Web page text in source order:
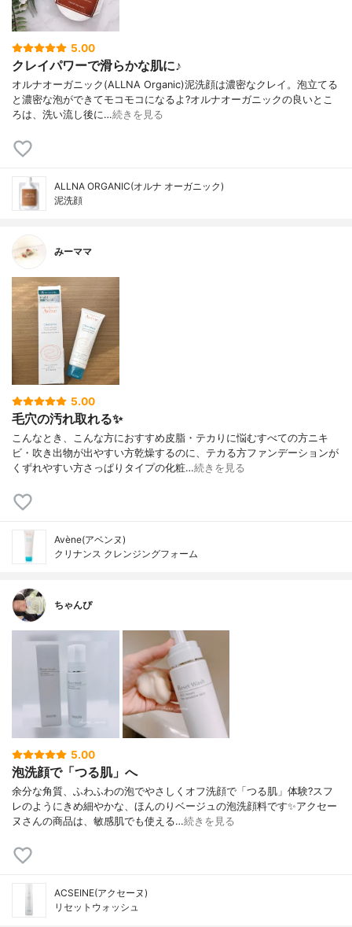
5.00
クレイパワーで滑らかな肌に♪
オルナオーガニック(ALLNA Organic)泥洗顔は濃密なクレイ。泡立てる
と濃密な泡ができてモコモコになるよ?オルナオーガニックの良いとこ
ろは、洗い流し後に…続きを見る
ALLNA ORGANIC(オルナ オーガニック)
泥洗顔
みーママ
5.00
毛穴の汚れ取れる✨
こんなとき、こんな方におすすめ皮脂・テカりに悩むすべての方ニキ
ビ・吹き出物が出やすい方乾燥するのに、テカる方ファンデーションが
くずれやすい方さっぱりタイプの化粧…続きを見る
Avène(アベンヌ)
クリナンス クレンジングフォーム
ちゃんぴ
5.00
泡洗顔で「つる肌」へ
余分な角質、ふわふわの泡でやさしくオフ洗顔で「つる肌」体験?スフ
レのようにきめ細やかな、ほんのりベージュの泡洗顔料です✨アクセー
ヌさんの商品は、敏感肌でも使える…続きを見る
ACSEINE(アクセーヌ)
リセットウォッシュ